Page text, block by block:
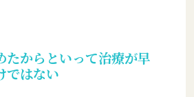
からといって治療が早
ではない